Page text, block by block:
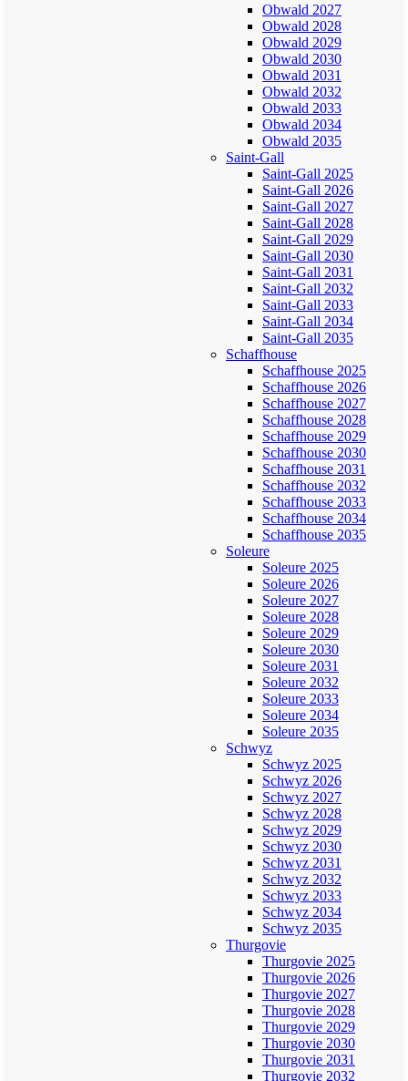
Obwald 2027
Obwald 2028
Obwald 2029
Obwald 2030
Obwald 2031
Obwald 2032
Obwald 2033
Obwald 2034
Obwald 2035
Saint-Gall
Saint-Gall 2025
Saint-Gall 2026
Saint-Gall 2027
Saint-Gall 2028
Saint-Gall 2029
Saint-Gall 2030
Saint-Gall 2031
Saint-Gall 2032
Saint-Gall 2033
Saint-Gall 2034
Saint-Gall 2035
Schaffhouse
Schaffhouse 2025
Schaffhouse 2026
Schaffhouse 2027
Schaffhouse 2028
Schaffhouse 2029
Schaffhouse 2030
Schaffhouse 2031
Schaffhouse 2032
Schaffhouse 2033
Schaffhouse 2034
Schaffhouse 2035
Soleure
Soleure 2025
Soleure 2026
Soleure 2027
Soleure 2028
Soleure 2029
Soleure 2030
Soleure 2031
Soleure 2032
Soleure 2033
Soleure 2034
Soleure 2035
Schwyz
Schwyz 2025
Schwyz 2026
Schwyz 2027
Schwyz 2028
Schwyz 2029
Schwyz 2030
Schwyz 2031
Schwyz 2032
Schwyz 2033
Schwyz 2034
Schwyz 2035
Thurgovie
Thurgovie 2025
Thurgovie 2026
Thurgovie 2027
Thurgovie 2028
Thurgovie 2029
Thurgovie 2030
Thurgovie 2031
Thurgovie 2032